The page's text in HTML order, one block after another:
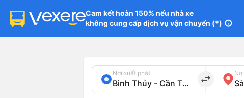
Cam kết hoàn 150% nếu nhà xe
không cung cấp dịch vụ vận chuyển (*) info
Nơi xuất phát
import_export